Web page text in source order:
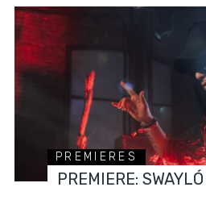
PREMIERES
PREMIERE: